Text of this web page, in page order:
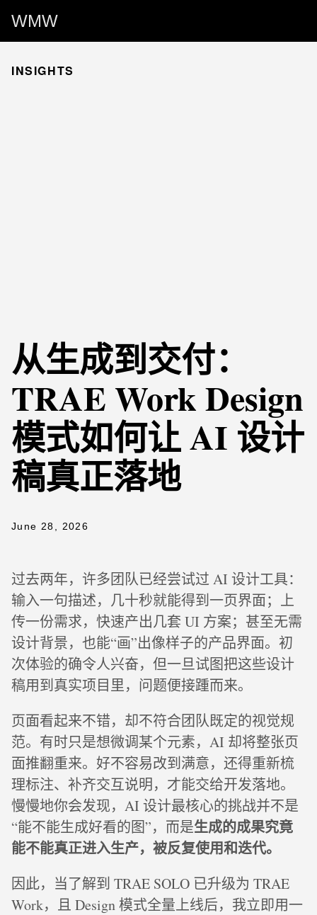
WMW
INSIGHTS
从生成到交付：
TRAE Work Design
模式如何让 AI 设计
稿真正落地
June 28, 2026
过去两年，许多团队已经尝试过 AI 设计工具：
输入一句描述，几十秒就能得到一页界面；上
传一份需求，快速产出几套 UI 方案；甚至无需
设计背景，也能“画”出像样子的产品界面。初
次体验的确令人兴奋，但一旦试图把这些设计
稿用到真实项目里，问题便接踵而来。
页面看起来不错，却不符合团队既定的视觉规
范。有时只是想微调某个元素，AI 却将整张页
面推翻重来。好不容易改到满意，还得重新梳
理标注、补齐交互说明，才能交给开发落地。
慢慢地你会发现，AI 设计最核心的挑战并不是
“能不能生成好看的图”，而是生成的成果究竟
能不能真正进入生产，被反复使用和迭代。
因此，当了解到 TRAE SOLO 已升级为 TRAE
Work，且 Design 模式全量上线后，我立即用一